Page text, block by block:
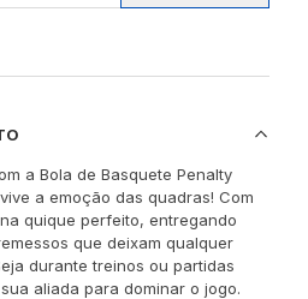
a Bola de Basquete Penalty
a emoção das quadras! Com
quique perfeito, entregando
que deixam qualquer
durante treinos ou partidas
aliada para dominar o jogo.